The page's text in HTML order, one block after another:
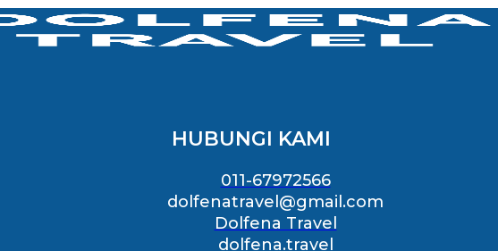
HUBUNGI KAMI
011-67972566
dolfenatravel@gmail.com
Dolfena Travel
dolfena.travel